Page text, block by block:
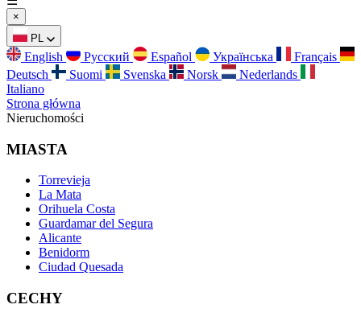
×
PL
English Русский Español Українська
Français
Deutsch
Suomi Svenska Norsk
Nederlands
Italiano
Strona główna
Nieruchomości
MIASTA
Torrevieja
La Mata
Orihuela Costa
Guardamar del Segura
Alicante
Benidorm
Ciudad Quesada
CECHY